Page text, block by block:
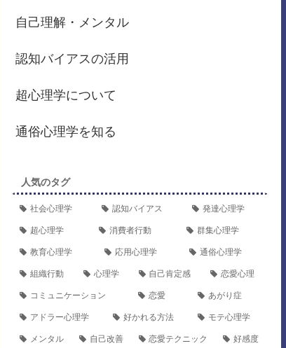
自己理解・メンタル
認知バイアスの活用
超心理学について
通俗心理学を知る
人気のタグ
社会心理学 認知バイアス 発達心理学
超心理学 消費者行動 群集心理学
教育心理学 応用心理学 通俗心理学
組織行動 心理学 自己肯定感 恋愛心理
コミュニケーション 恋愛 あがり症
アドラー心理学 好かれる方法 モテ心理学
メンタル 自己改善 恋愛テクニック 好感度